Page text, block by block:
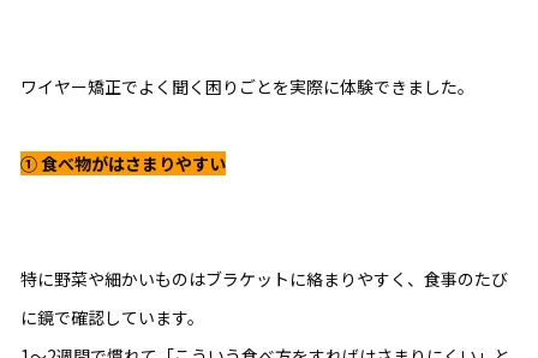
ワイヤー矯正でよく聞く困りごとを実際に体験できました。
①食べ物がはさまりやすい
特に野菜や細かいものはブラケットに絡まりやすく、食事のたび
に鏡で確認しています。